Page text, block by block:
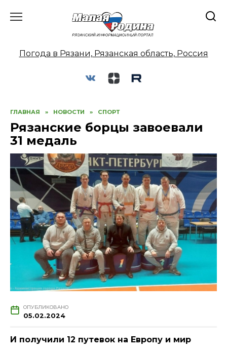
Погода в Рязани, Рязанская область, Россия
ГЛАВНАЯ » НОВОСТИ » СПОРТ
Рязанские борцы завоевали
31 медаль
ОПУБЛИКОВАНО
05.02.2024
И получили 12 путевок на Европу и мир